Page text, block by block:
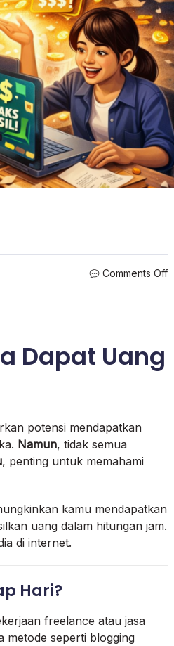
Comments Offon
Dapat Uang
potensi mendapatkan
Namun, tidak semua
, penting untuk memahami
kamu mendapatkan
uang dalam hitungan jam.
di internet.
Hari?
freelance atau jasa
metode seperti blogging